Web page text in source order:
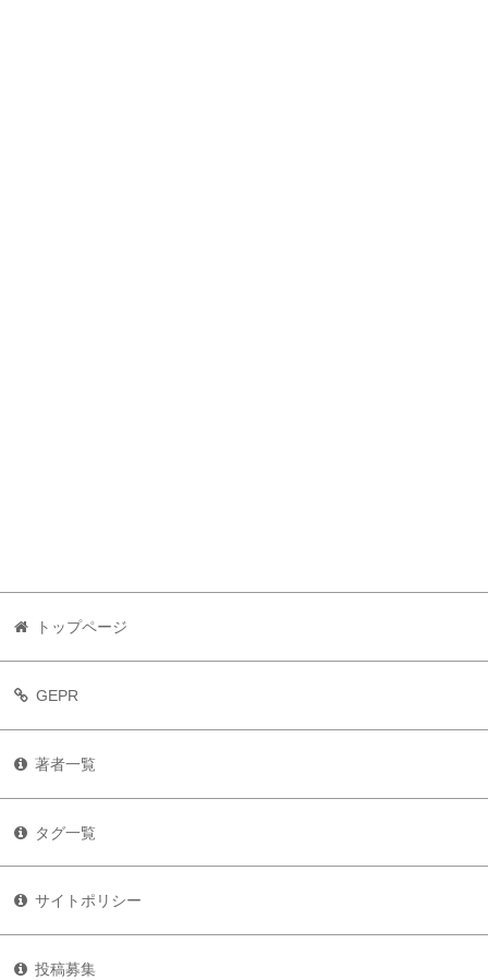
トップページ
GEPR
著者一覧
タグ一覧
サイトポリシー
投稿募集